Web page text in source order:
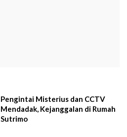
Pengintai Misterius dan CCTV
Mendadak, Kejanggalan di Rumah
Sutrimo